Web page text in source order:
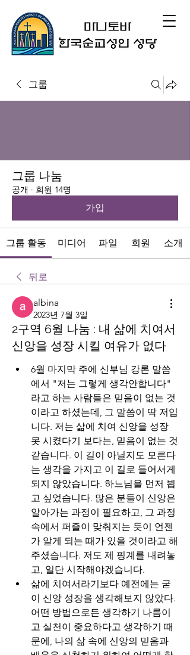
그룹
그룹 나눔
공개 · 회원 14명
가입
그룹 활동 미디어 파일 회원 소개
뒤로
albina
2023년 7월 3일
2구역 6월 나눔 : 내 삶에 치여서
신앙을 성장 시킬 여유가 없다
6월 마지막 주에 신부님 강론 말씀
에서 "저는 그렇게 생각안합니다"
라고 하는 사람들은 믿음이 없는 것
이라고 하셨는데, 그 말씀이 딱 저입
니다. 저는 삶에 치여 신앙을 성장
못 시켰다기 보다는, 믿음이 없는 것
같습니다. 이 길이 아닐지도 모른다
는 생각을 가지고 이 길로 들어서게
되지 않았습니다. 하느님을 먼저 뵙
고 싶었습니다. 많은 분들이 신앙은
알아가는 과정이 필요하고, 그 과정
속에서 퍼즐이 맞춰지는 듯이 언젠
가 알게 되는 때가 있을 것이라고 해
주셨습니다. 저도 제 핑계를 내려놓
고, 일단 시작해야겠습니다.
삶에 치여서라기보다 예전에는 굳
이 신앙 성장을 생각해보지 않았다.
어떤 방법으로든 생각하기 나름이
고 실천이 중요하다고 생각하기 때
문에, 나의 삶 속에 신앙의 믿음과